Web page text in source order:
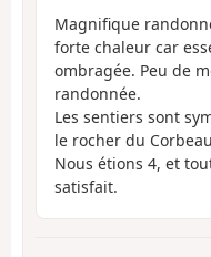
Magnifique
forte chaleur car
ombragée. Peu de
randonnée.
Les sentiers sont
le rocher du
Nous étions 4, et
satisfait.